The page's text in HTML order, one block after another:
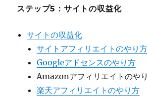
ステップ5：サイトの収益化
サイトの収益化
サイトアフィリエイトのやり方
Googleアドセンスのやり方
Amazonアフィリエイトのや
楽天アフィリエイトのやり方